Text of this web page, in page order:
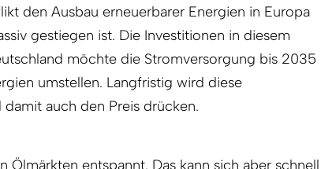
den Ausbau erneuerbarer Energien in Europa
gestiegen ist. Die Investitionen in diesem
möchte die Stromversorgung bis 2035
umstellen. Langfristig wird diese
auch den Preis drücken.
Ölmärkten entspannt. Das kann sich aber schnell